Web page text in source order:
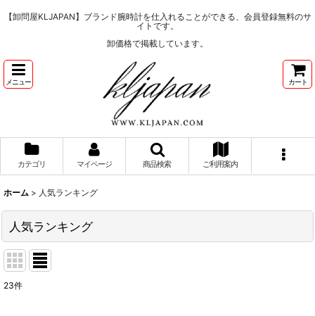
【卸問屋KLJAPAN】ブランド腕時計を仕入れることができる、会員登録無料のサ
イトです。
卸価格で掲載しています。
メニュー カート
カテゴリ マイページ 商品検索 ご利用案内
ホーム > 人気ランキング
人気ランキング
23件